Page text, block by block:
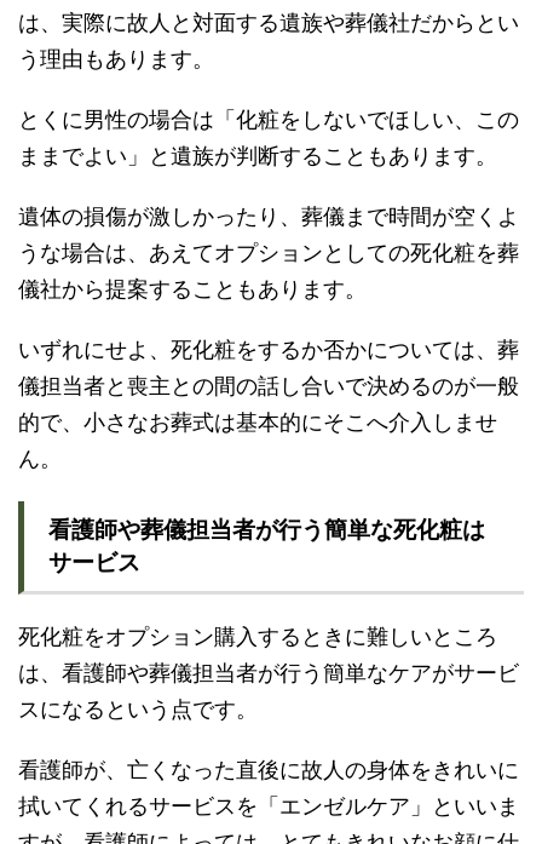
は、実際に故人と対面する遺族や葬儀社だからとい
う理由もあります。
とくに男性の場合は「化粧をしないでほしい、この
ままでよい」と遺族が判断することもあります。
遺体の損傷が激しかったり、葬儀まで時間が空くよ
うな場合は、あえてオプションとしての死化粧を葬
儀社から提案することもあります。
いずれにせよ、死化粧をするか否かについては、葬
儀担当者と喪主との間の話し合いで決めるのが一般
的で、小さなお葬式は基本的にそこへ介入しませ
ん。
看護師や葬儀担当者が行う簡単な死化粧は
サービス
死化粧をオプション購入するときに難しいところ
は、看護師や葬儀担当者が行う簡単なケアがサービ
スになるという点です。
看護師が、亡くなった直後に故人の身体をきれいに
拭いてくれるサービスを「エンゼルケア」といいま